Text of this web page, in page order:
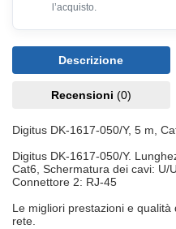
l’acquisto.
Descrizione
Recensioni (0)
Digitus DK-1617-050/Y, 5 m,
Digitus DK-1617-050/Y.
Cat6, Schermatura dei cavi: U/
Connettore 2: RJ-45
Le migliori prestazioni e
rete.